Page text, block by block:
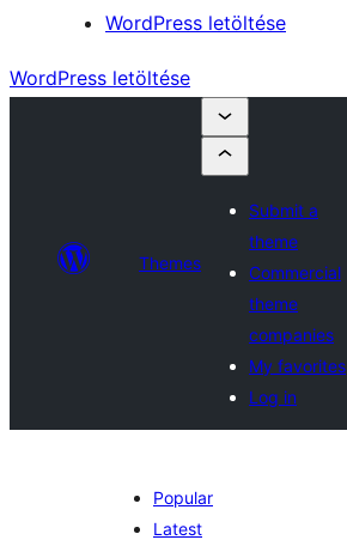
WordPress letöltése
WordPress letöltése
Themes
Submit a
theme
Commercial
theme
companies
My favorites
Log in
Popular
Latest